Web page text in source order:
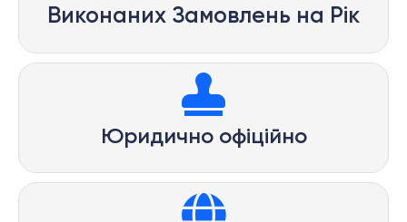
Виконаних Замовлень на Рік
Юридично офіційно